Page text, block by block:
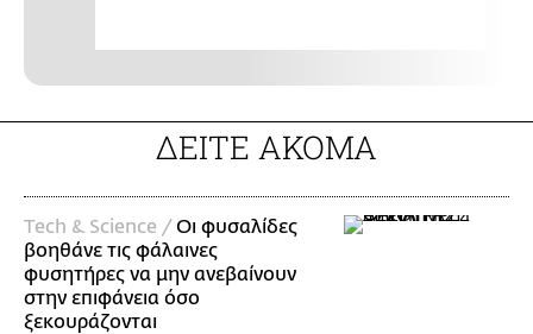
ΔΕΙΤΕ ΑΚΟΜΑ
Τech & Science /Οι φυσαλίδες
βοηθάνε τις φάλαινες
φυσητήρες να μην ανεβαίνουν
στην επιφάνεια όσο
ξεκουράζονται